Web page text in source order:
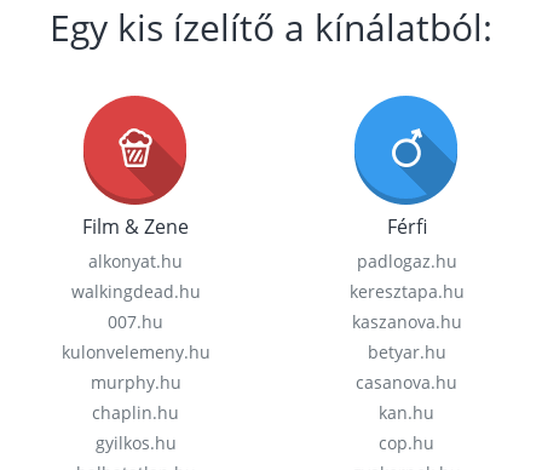
Egy kis ízelítő a kínálatból:
Film & Zene
alkonyat.hu
walkingdead.hu
007.hu
kulonvelemeny.hu
murphy.hu
chaplin.hu
gyilkos.hu
Férfi
padlogaz.hu
keresztapa.hu
kaszanova.hu
betyar.hu
casanova.hu
kan.hu
cop.hu